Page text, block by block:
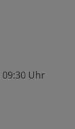
09:30 Uhr